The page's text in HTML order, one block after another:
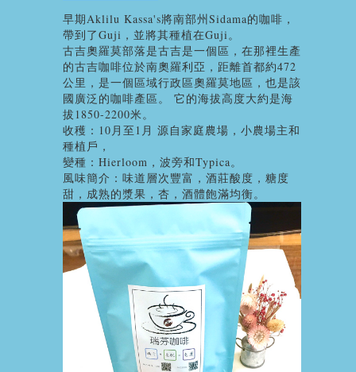
早期Aklilu Kassa's將南部州Sidama的咖啡，
帶到了Guji，並將其種植在Guji。
古吉奧羅莫部落是古吉是一個區，在那裡生產
的古吉咖啡位於南奧羅利亞，距離首都約472
公里，是一個區域行政區奧羅莫地區，也是該
國廣泛的咖啡產區。 它的海拔高度大約是海
拔1850-2200米。
收穫：10月至1月 源自家庭農場，小農場主和
種植戶，
變種：Hierloom，波旁和Typica。
風味簡介：味道層次豐富，酒莊酸度，糖度
甜，成熟的漿果，杏，酒體飽滿均衡。